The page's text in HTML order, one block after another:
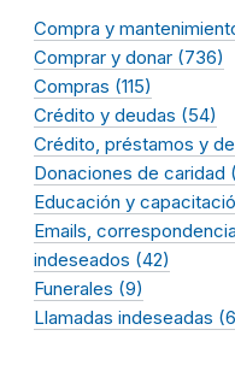
Compra y
Comprar y donar (736)
Compras (115)
Crédito y deudas (54)
Crédito, préstamos y
Donaciones de caridad
Educación y
Emails,
indeseados (42)
Funerales (9)
Llamadas indeseadas